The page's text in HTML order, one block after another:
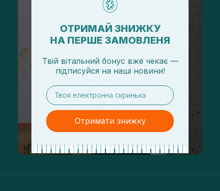
ОТРИМАЙ ЗНИЖКУ
НА ПЕРШЕ ЗАМОВЛЕНЯ
Твій вітальний бонус вже чекає —
підписуйся на наші новини!
email
Отримати знижку